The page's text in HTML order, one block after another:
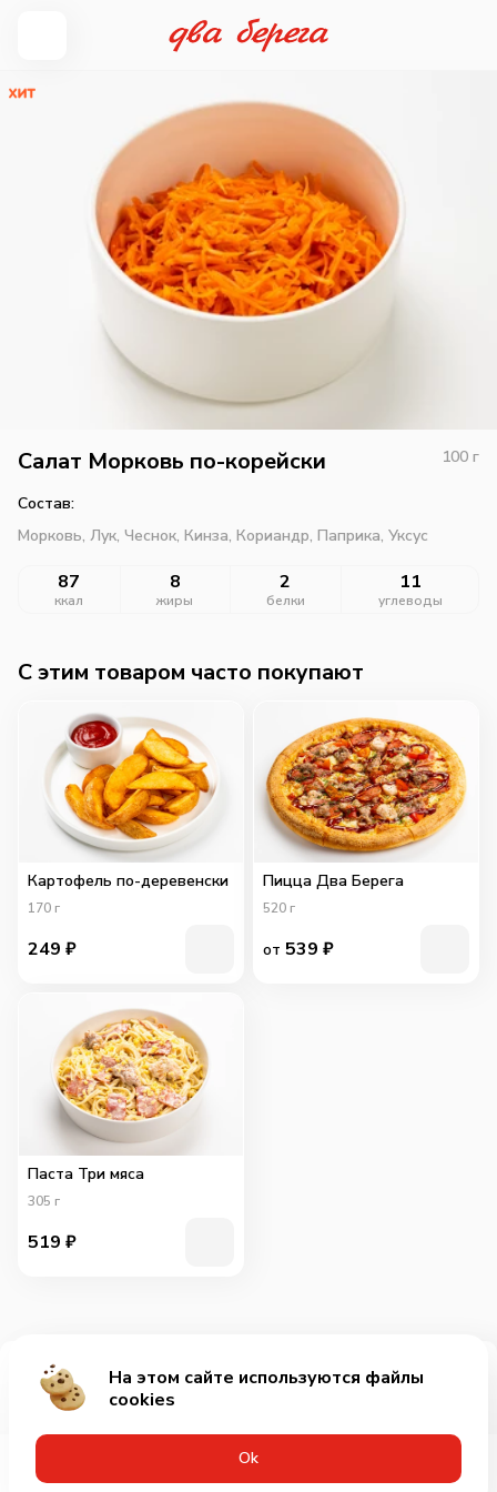
Салат Морковь по-корейски 100 г
Состав:
Морковь, Лук, Чеснок, Кинза, Кориандр, Паприка, Уксус
87
ккал
8
жиры
2
белки
11
углеводы
Добавить за 159₽
C этим товаром часто покупают
Картофель по-деревенски
170 г
249 ₽
Пицца Два Берега
520 г
от 539 ₽
Паста Три мяса
305 г
519 ₽
На этом сайте используются файлы
cookies
Оk